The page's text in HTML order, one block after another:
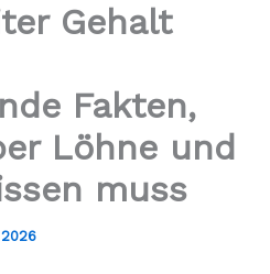
Gehalt
Fakten,
Löhne und
muss
2026